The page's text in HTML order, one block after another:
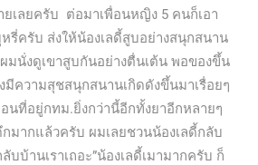
ยเลยครับ ต่อมาเพื่อนหญิง 5 คนก็เอา
ครับ ส่งให้น้องเลดี้สูบอย่างสนุกสนาน
นั่งดูเขาสูบกันอย่างตื่นเต้น พอของขึ้น
งมีความสุชสนุกสนานเกิดดังขึ้นมาเรื่อยๆ
นที่อยู่กทม.ยิ่งกว่านี้อีกทั้งยาอีกหลายๆ
ากแล้วครับ ผมเลยชวนน้องเลดี้กลับ
บ้านเราเถอะ”น้องเลดี้เมามากครับ ก็